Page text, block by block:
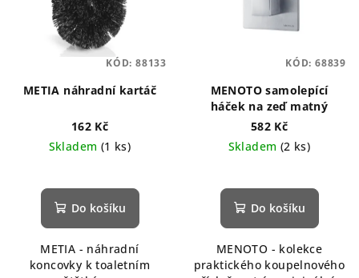
METIA náhradní kartáč
162 Kč
Skladem (1 ks)
Do košíku
METIA - náhradní
koncovky k toaletním
KÓD: 88133
MENOTO samolepící
háček na zeď matný
582 Kč
Skladem (2 ks)
Do košíku
MENOTO - kolekce
praktického koupelnového
KÓD: 68839